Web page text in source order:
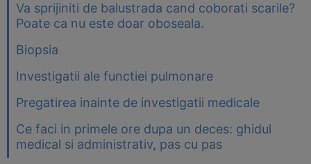
Va sprijiniti de balustrada cand coborati scarile?
Poate ca nu este doar oboseala.
Biopsia
Investigatii ale functiei pulmonare
Pregatirea inainte de investigatii medicale
Ce faci in primele ore dupa un deces: ghidul
medical si administrativ, pas cu pas